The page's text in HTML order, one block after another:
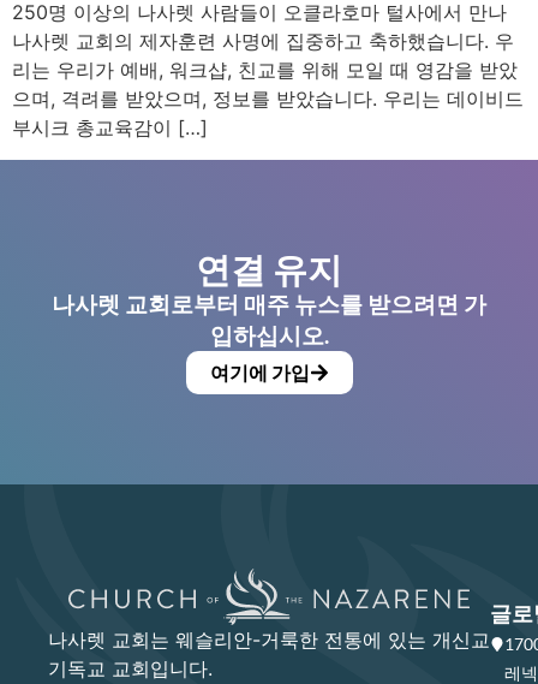
250명 이상의 나사렛 사람들이 오클라호마 털사에서 만나
나사렛 교회의 제자훈련 사명에 집중하고 축하했습니다. 우
리는 우리가 예배, 워크샵, 친교를 위해 모일 때 영감을 받았
으며, 격려를 받았으며, 정보를 받았습니다. 우리는 데이비드
부시크 총교육감이 […]
연결 유지
나사렛 교회로부터 매주 뉴스를 받으려면 가
입하십시오.
여기에 가입
나사렛 교회는 웨슬리안-거룩한 전통에 있는 개신교
기독교 교회입니다.
글로
레